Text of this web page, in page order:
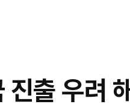
출 우려